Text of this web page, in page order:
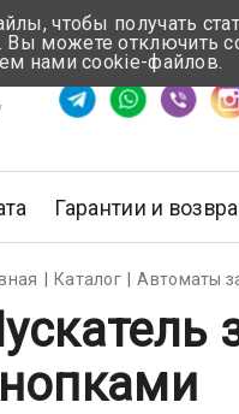
Время ответа ≈ 5
Гарантии и
Каталог Автоматы
чтобы получать
можете отключить
нами cookie-файлов.